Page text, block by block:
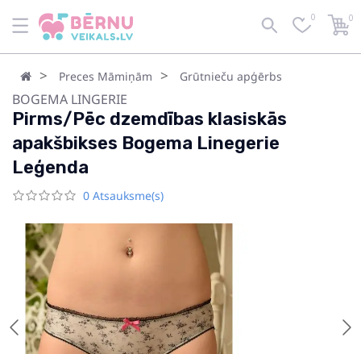
0 0
Preces Māmiņām Grūtnieču apģērbs
BOGEMA LINGERIE
Pirms/Pēc dzemdības klasiskās
apakšbikses Bogema Linegerie
Leģenda
0 Atsauksme(s)